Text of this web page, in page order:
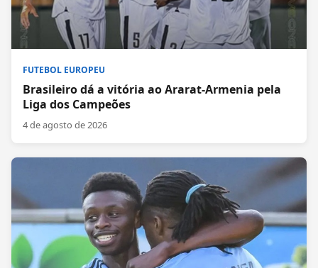
FUTEBOL EUROPEU
Brasileiro dá a vitória ao Ararat-Armenia pela
Liga dos Campeões
4 de agosto de 2026